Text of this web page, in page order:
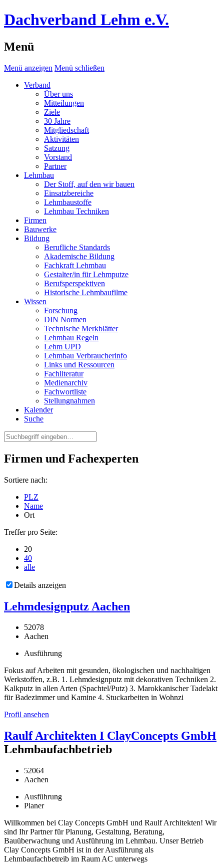
Dachverband Lehm e.V.
Menü
Menü anzeigen Menü schließen
Verband
Über uns
Mitteilungen
Ziele
30 Jahre
Mitgliedschaft
Aktivitäten
Satzung
Vorstand
Partner
Lehmbau
Der Stoff, auf den wir bauen
Einsatzbereiche
Lehmbaustoffe
Lehmbau Techniken
Firmen
Bauwerke
Bildung
Berufliche Standards
Akademische Bildung
Fachkraft Lehmbau
Gestalter/in für Lehmputze
Berufsperspektiven
Historische Lehmbaufilme
Wissen
Forschung
DIN Normen
Technische Merkblätter
Lehmbau Regeln
Lehm UPD
Lehmbau Verbraucherinfo
Links und Ressourcen
Fachliteratur
Medienarchiv
Fachwortliste
Stellungnahmen
Kalender
Suche
Firmen und Fachexperten
Sortiere nach:
PLZ
Name
Ort
Treffer pro Seite:
20
40
alle
Details anzeigen
Lehmdesignputz Aachen
52078
Aachen
Ausführung
Fokus auf Arbeiten mit gesunden, ökologischen und nachhaltigen
Werkstoffen, z.B. 1. Lehmdesignputz mit dekorativen Techniken 2.
Kalkputz in allen Arten (Spachtel/Putz) 3. Marokkanischer Tadelakt
für Badezimmer und Kamine 4. Stuckarbeiten in Wohnzi
Profil ansehen
Raulf Architekten I ClayConcepts GmbH
Lehmbaufachbetrieb
52064
Aachen
Ausführung
Planer
Willkommen bei Clay Concepts GmbH und Raulf Architekten! Wir
sind Ihr Partner für Planung, Gestaltung, Beratung,
Bauüberwachung und Ausführung im Lehmbau. Unser Betrieb
Clay Concepts GmbH ist in der Ausführung als
Lehmbaufachbetreib im Raum AC unterwegs